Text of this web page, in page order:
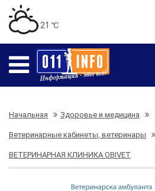
21 ℃
Начальная Здоровье и медицина
Ветеринарные кабинеты, ветеринары
ВЕТЕРИНАРНАЯ КЛИНИКА OBIVET